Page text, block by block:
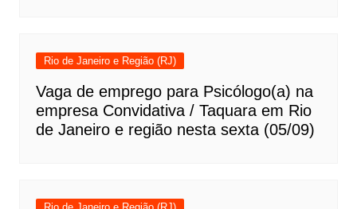
Rio de Janeiro e Região (RJ)
Vaga de emprego para Psicólogo(a) na
empresa Convidativa / Taquara em Rio
de Janeiro e região nesta sexta (05/09)